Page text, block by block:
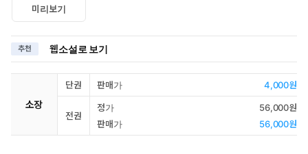
미리보기
추천 웹소설로 보기
소장
단권 판매가 4,000원
전권
정가
56,000원
판매가
56,000원